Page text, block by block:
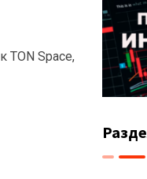
TON Space,